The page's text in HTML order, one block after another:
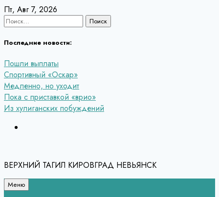
Перейти
к
Пт, Авг 7, 2026
Найти:
Последние новости:
Пошли выплаты
Спортивный «Оскар»
Медленно, но уходит
Пока с приставкой «врио»
Из хулиганских побуждений
ВЕРХНИЙ ТАГИЛ КИРОВГРАД НЕВЬЯНСК
Меню